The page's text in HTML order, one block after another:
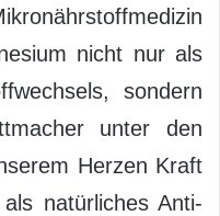
nicht nur als
sondern
unter den
Herzen Kraft
natürliches Anti-